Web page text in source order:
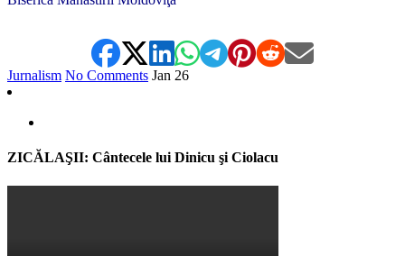
Jurnalism No Comments Jan 26
ZICĂLAŞII: Cântecele lui Dinicu şi Ciolacu